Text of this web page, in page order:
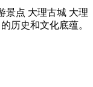
景点 大理古城 大理
历史和文化底蕴。